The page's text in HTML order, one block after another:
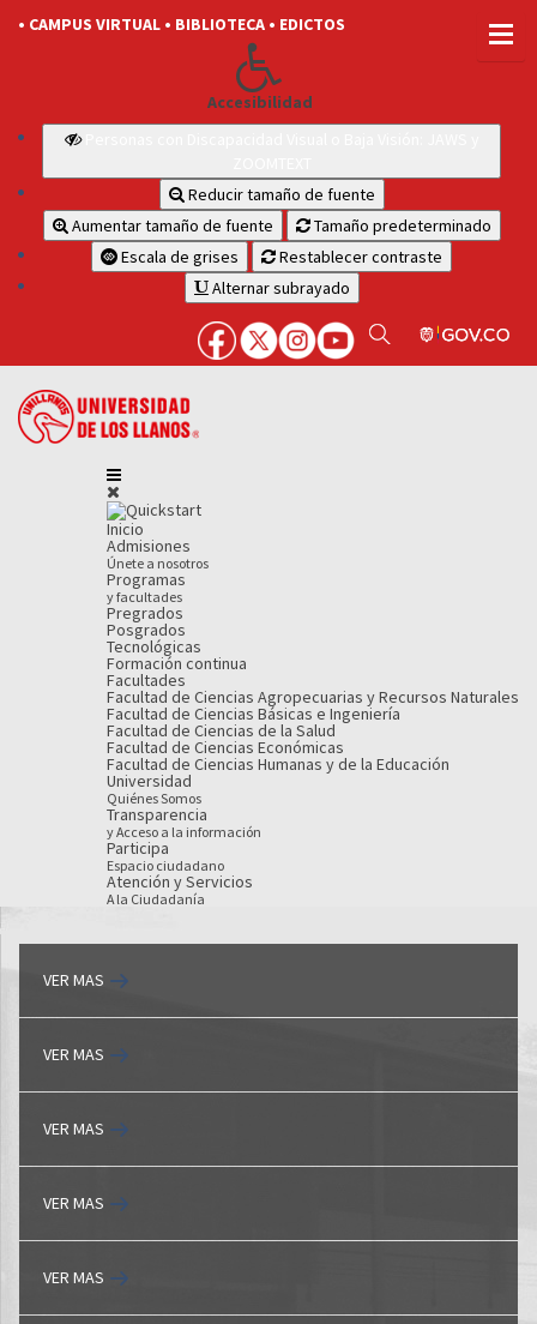
• CAMPUS VIRTUAL • BIBLIOTECA • EDICTOS
Accesibilidad
Reducir tamaño de fuente
Aumentar tamaño de fuente
Tamaño predeterminado
Escala de grises
Restablecer contraste
Alternar subrayado
Inicio
Admisiones
Únete a nosotros
Programas
y facultades
Pregrados
Posgrados
Tecnológicas
Formación continua
Facultades
Facultad de Ciencias Agropecuarias y Recursos Naturales
Facultad de Ciencias Básicas e Ingeniería
Facultad de Ciencias de la Salud
Facultad de Ciencias Económicas
Facultad de Ciencias Humanas y de la Educación
Universidad
Quiénes Somos
Transparencia
y Acceso a la información
Participa
Espacio ciudadano
Atención y Servicios
A la Ciudadanía
VER MAS
VER MAS
VER MAS
VER MAS
VER MAS